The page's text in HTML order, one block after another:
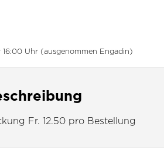
16:00 Uhr (ausgenommen Engadin)
Fr. 12.50 pro Bestellung